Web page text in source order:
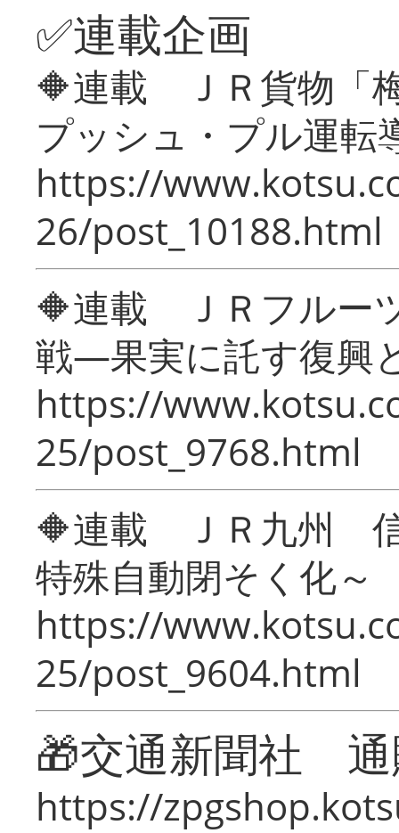
✅連載企画
🔶連載 ＪＲ貨物「
プッシュ・プル運転
https://
26/post_10188.html
🔶連載 ＪＲフルー
戦―果実に託す復興
https://
25/post_9768.html
🔶連載 ＪＲ九州 信
特殊自動閉そく化～
https://
25/post_9604.html
🎁交通新聞社
https://